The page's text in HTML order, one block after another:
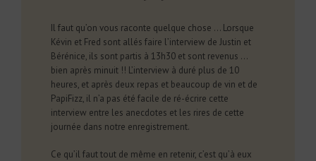
Il faut qu’on vous raconte quelque chose … Lorsque
Kévin et Fred sont allés faire l’interview de Justin et
Bérénice, ils sont partis à 13h30 et sont revenus …
bien après minuit !! L’interview à duré plus de 10
heures, et après deux repas et beaucoup de vin et de
PapiFizz, il n’a pas été facile de ré-écrire cette
interview entre les anecdotes et les rires de cette
journée dans notre enregistrement.
Ce qu’il faut tout de même en retenir, c’est qu’à eux